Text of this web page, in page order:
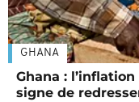
GHANA
Ghana :
signe de